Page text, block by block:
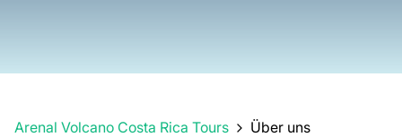
Arenal Volcano Costa Rica Tours Über uns